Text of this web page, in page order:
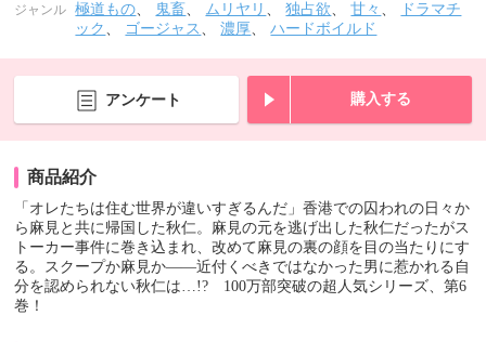
ジャンル 極道もの、 鬼畜、 ムリヤリ 、独占欲、甘々 、
ドラマチ
ック 、 ゴージャス 、濃厚、ハードボイルド
アンケート 購入する
商品紹介
「オレたちは住む世界が違いすぎるんだ」香港での囚われの日々か
ら麻見と共に帰国した秋仁。麻見の元を逃げ出した秋仁だったがス
トーカー事件に巻き込まれ、改めて麻見の裏の顔を目の当たりにす
る。スクープか麻見か――近付くべきではなかった男に惹かれる自
分を認められない秋仁は…!? 100万部突破の超人気シリーズ、第6
巻！